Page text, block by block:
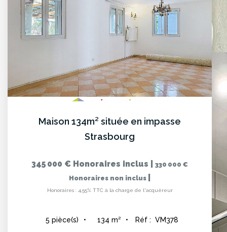
Maison 134m² située en impasse
Strasbourg
345 000 € Honoraires inclus
330 000 €
Honoraires non inclus
Honoraires : 4,55% TTC à la charge de l'acquéreur
5 pièce(s) 134 m² Réf : VM378